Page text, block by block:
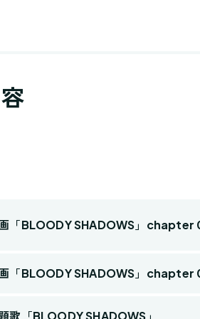
「BLOODY SHADOWS」chapter
「BLOODY SHADOWS」chapter
歌「BLOODY SHADOWS」